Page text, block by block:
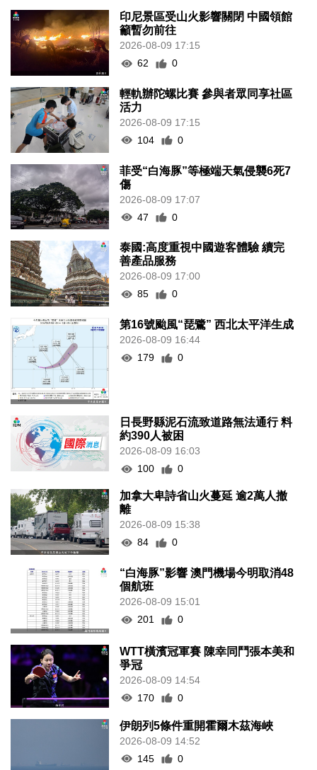
印尼景區受山火影響關閉 中國領館
籲暫勿前往
2026-08-09 17:15
62
0
輕軌辦陀螺比賽 參與者眾同享社區
活力
2026-08-09 17:15
104
0
菲受“白海豚”等極端天氣侵襲6死7
傷
2026-08-09 17:07
47
0
泰國:高度重視中國遊客體驗 續完
善產品服務
2026-08-09 17:00
85
0
第16號颱風“琵鷺” 西北太平洋生成
2026-08-09 16:44
179
0
日長野縣泥石流致道路無法通行 料
約390人被困
2026-08-09 16:03
100
0
加拿大卑詩省山火蔓延 逾2萬人撤
離
2026-08-09 15:38
84
0
“白海豚”影響 澳門機場今明取消48
個航班
2026-08-09 15:01
201
0
WTT橫濱冠軍賽 陳幸同鬥張本美和
爭冠
2026-08-09 14:54
170
0
伊朗列5條件重開霍爾木茲海峽
2026-08-09 14:52
145
0